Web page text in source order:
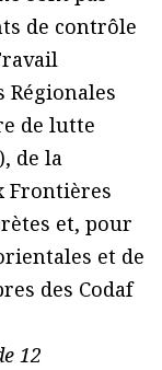
de contrôle
Régionales
de lutte
de la
Frontières
et, pour
et de
des Codaf
12